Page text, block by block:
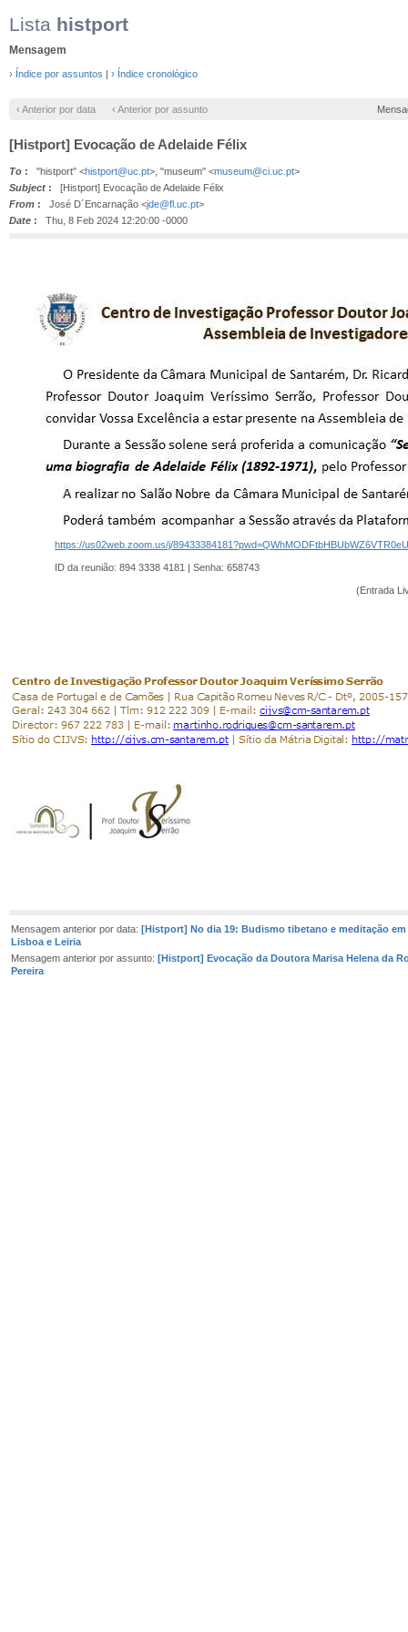
Lista histport
Mensagem
› Índice por assuntos | › Índice cronológico
‹ Anterior por data ‹ Anterior por assunto
[Histport] Evocação de Adelaide Félix
To : "histport" <histport@uc.pt>, "museum" <museum@ci.uc.pt>
Subject : [Histport] Evocação de Adelaide Félix
From : José D´Encarnação <jde@fl.uc.pt>
Date : Thu, 8 Feb 2024 12:20:00 -0000
https://us02web.zoom.us/j/
ID da reunião: 894 3338 4181 | Senha: 658743
(Entrada
Mensagem anterior por data: [Histport] No dia 19: Budismo tibetano e meditação em
Lisboa e Leiria
Mensagem anterior por assunto: [Histport] Evocação da Doutora Marisa Helena da
Pereira